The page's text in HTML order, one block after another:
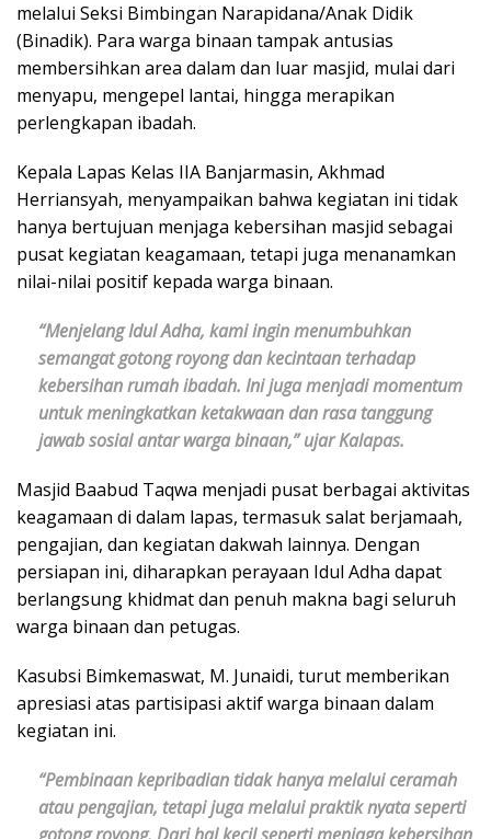
melalui Seksi Bimbingan Narapidana/Anak Didik
(Binadik). Para warga binaan tampak antusias
membersihkan area dalam dan luar masjid, mulai dari
menyapu, mengepel lantai, hingga merapikan
perlengkapan ibadah.
Kepala Lapas Kelas IIA Banjarmasin, Akhmad
Herriansyah, menyampaikan bahwa kegiatan ini tidak
hanya bertujuan menjaga kebersihan masjid sebagai
pusat kegiatan keagamaan, tetapi juga menanamkan
nilai-nilai positif kepada warga binaan.
“Menjelang Idul Adha, kami ingin menumbuhkan
semangat gotong royong dan kecintaan terhadap
kebersihan rumah ibadah. Ini juga menjadi momentum
untuk meningkatkan ketakwaan dan rasa tanggung
jawab sosial antar warga binaan,” ujar Kalapas.
Masjid Baabud Taqwa menjadi pusat berbagai aktivitas
keagamaan di dalam lapas, termasuk salat berjamaah,
pengajian, dan kegiatan dakwah lainnya. Dengan
persiapan ini, diharapkan perayaan Idul Adha dapat
berlangsung khidmat dan penuh makna bagi seluruh
warga binaan dan petugas.
Kasubsi Bimkemaswat, M. Junaidi, turut memberikan
apresiasi atas partisipasi aktif warga binaan dalam
kegiatan ini.
“Pembinaan kepribadian tidak hanya melalui ceramah
atau pengajian, tetapi juga melalui praktik nyata seperti